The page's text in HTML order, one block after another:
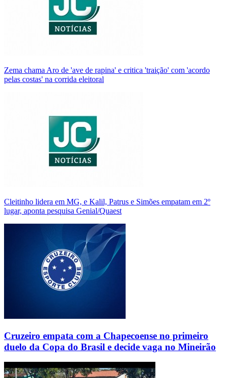
Zema chama Aro de 'ave de rapina' e critica 'traição' com 'acordo
pelas costas' na corrida eleitoral
Cleitinho lidera em MG, e Kalil, Patrus e Simões empatam em 2º
lugar, aponta pesquisa Genial/Quaest
Cruzeiro empata com a Chapecoense no primeiro
duelo da Copa do Brasil e decide vaga no Mineirão